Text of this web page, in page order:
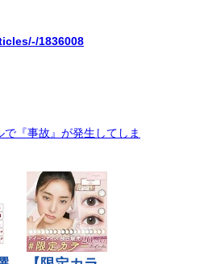
1836008
で『事故』が発生してしま